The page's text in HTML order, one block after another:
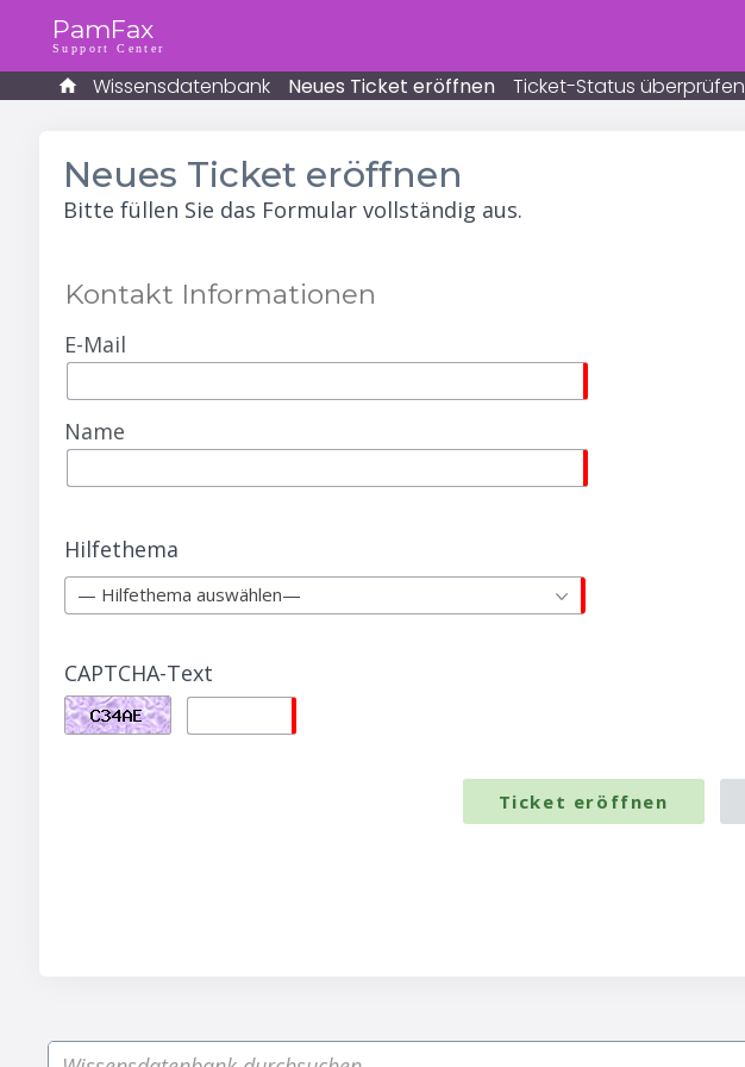
PamFax
Support Center
Wissensdatenbank Neues Ticket eröffnen Ticket-Status überprüfen
Neues Ticket eröffnen
Bitte füllen Sie das Formular vollständig aus.
Kontakt Informationen
E-Mail
Name
Hilfethema
— Hilfethema auswählen—
CAPTCHA-Text